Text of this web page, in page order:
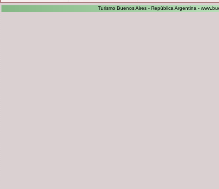
Turismo Buenos Aires - República Argentina -